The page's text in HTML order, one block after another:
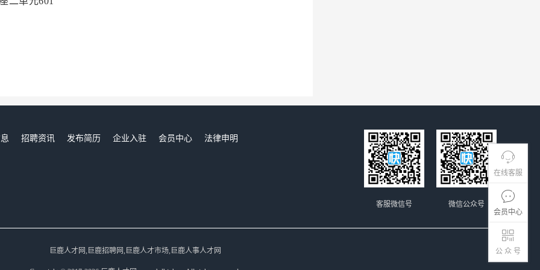
在线客服
会员中心
公 众 号
招聘资讯 发布简历 企业入驻 会员中心
法律申明
微信公众号
客服微信号
巨鹿人才网,巨鹿招聘网,巨鹿人才市场,巨鹿人事人才网